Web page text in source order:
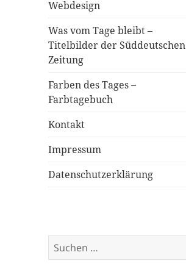
Webdesign
Was vom Tage bleibt –
Titelbilder der Süddeutschen
Zeitung
Farben des Tages –
Farbtagebuch
Kontakt
Impressum
Datenschutzerklärung
Suchen
nach: